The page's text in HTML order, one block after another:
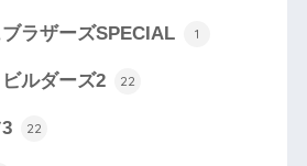
ラザーズSPECIAL 1
ルダーズ2 22
22